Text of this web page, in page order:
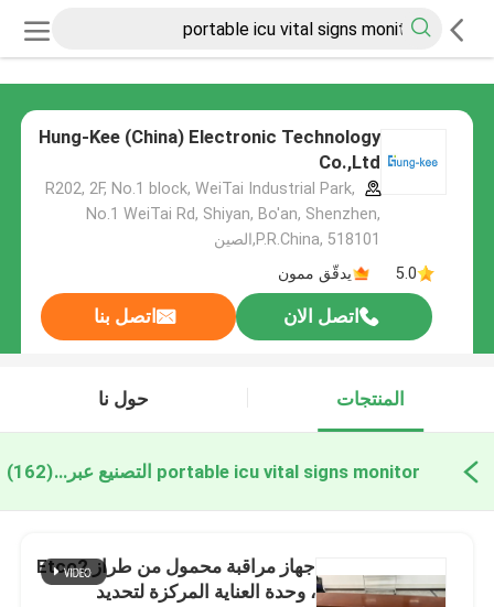
Hung-Kee (China) Electronic Technology
Co.,Ltd
R202, 2F, No.1 block, WeiTai Industrial Park,
No.1 WeiTai Rd, Shiyan, Bo'an, Shenzhen,
P.R.China, 518101​​​​​​​,الصين
5.0
يدقّق ممون
اتصل الان اتصل بنا
المنتجات حول نا
portable icu vital signs monitor التصنيع عبر الإنترنت(162)
جهاز مراقبة محمول من طراز Etco2
، وحدة العناية المركزة لتحديد